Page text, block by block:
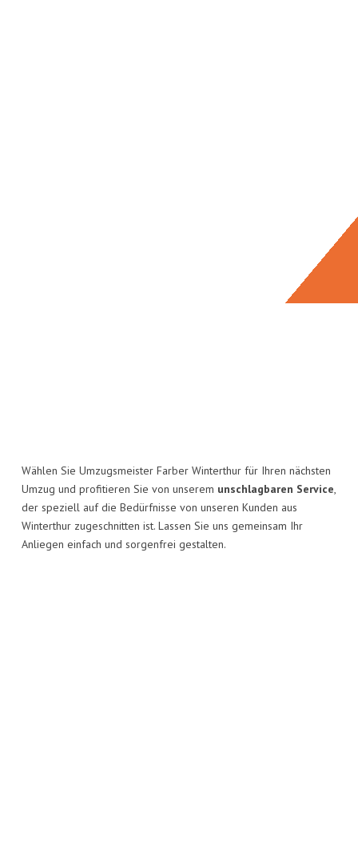
Wählen Sie Umzugsmeister Farber Winterthur für Ihren nächsten
Umzug und profitieren Sie von unserem unschlagbaren Service,
der speziell auf die Bedürfnisse von unseren Kunden aus
Winterthur zugeschnitten ist. Lassen Sie uns gemeinsam Ihr
Anliegen einfach und sorgenfrei gestalten.